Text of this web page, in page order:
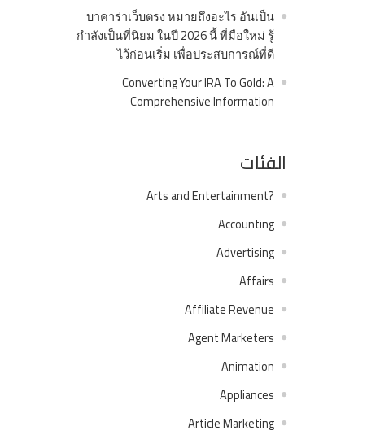
บาคาร่าเว็บตรง หมายถึงอะไร อันเป็น
กำลังเป็นที่นิยม ในปี 2026 นี้ ที่มือใหม่ รู้
ไว้ก่อนเริ่ม เพื่อประสบการณ์ที่ดี
Converting Your IRA To Gold: A
Comprehensive Information
الفئات
?Arts and Entertainment
Accounting
Advertising
Affairs
Affiliate Revenue
Agent Marketers
Animation
Appliances
Article Marketing